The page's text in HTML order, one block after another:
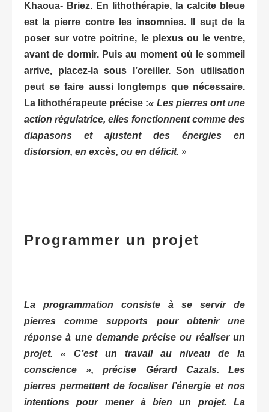
Khaoua- Briez. En lithothérapie, la calcite bleue
est la pierre contre les insomnies. Il su¡t de la
poser sur votre poitrine, le plexus ou le ventre,
avant de dormir. Puis au moment où le sommeil
arrive, placez-la sous l’oreiller. Son utilisation
peut se faire aussi longtemps que nécessaire.
La lithothérapeute précise :« Les pierres ont une
action régulatrice, elles fonctionnent comme des
diapasons et ajustent des énergies en
distorsion, en excès, ou en déficit. »
Programmer un projet
La programmation consiste à se servir de
pierres comme supports pour obtenir une
réponse à une demande précise ou réaliser un
projet. « C’est un travail au niveau de la
conscience », précise Gérard Cazals. Les
pierres permettent de focaliser l’énergie et nos
intentions pour mener à bien un projet. La